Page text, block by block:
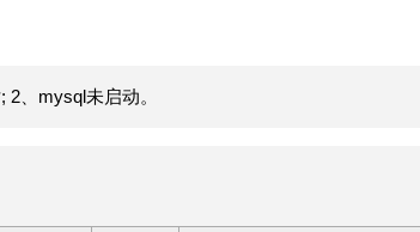
、mysql未启动。